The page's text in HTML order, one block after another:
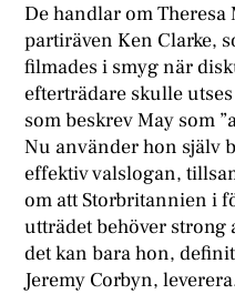
De handlar om Theresa
partiräven Ken Clarke,
filmades i smyg när
efterträdare skulle
som beskrev May som
Nu använder hon själv
effektiv valslogan,
om att Storbritannien i
utträdet behöver strong
det kan bara hon,
Jeremy Corbyn,